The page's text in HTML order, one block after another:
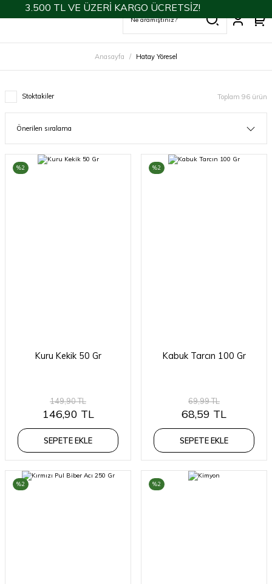
Anasayfa Hatay Yöresel
Stoktakiler Toplam 96 ürün
%2
Kuru Kekik 50 Gr
149,90 TL
146,90 TL
SEPETE EKLE
%2
Kabuk Tarcın 100 Gr
69,99 TL
68,59 TL
SEPETE EKLE
%2 %2
TL VE ÜZERİ KARGO ÜCRETSİZ!